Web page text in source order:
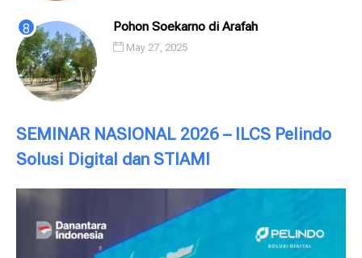
Pohon Soekarno di Arafah
May 27, 2025
SEMINAR NASIONAL 2026 – ILCS Pelindo
Solusi Digital dan STIAMI